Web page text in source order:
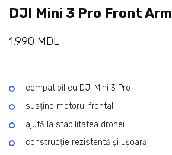
DJI Mini 3 Pro Front Arm
1,990 MDL
compatibil cu DJI Mini 3 Pro
susține motorul frontal
ajută la stabilitatea dronei
construcție rezistentă și ușoară